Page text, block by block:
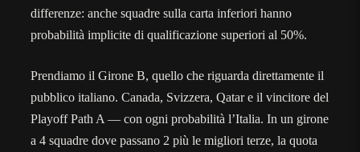
differenze: anche squadre sulla carta inferiori hanno
probabilità implicite di qualificazione superiori al 50%.
Prendiamo il Girone B, quello che riguarda direttamente il
pubblico italiano. Canada, Svizzera, Qatar e il vincitore del
Playoff Path A — con ogni probabilità l’Italia. In un girone
a 4 squadre dove passano 2 più le migliori terze, la quota